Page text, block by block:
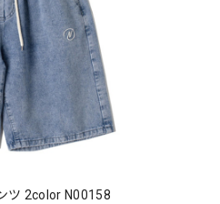
ツ 2color N00158